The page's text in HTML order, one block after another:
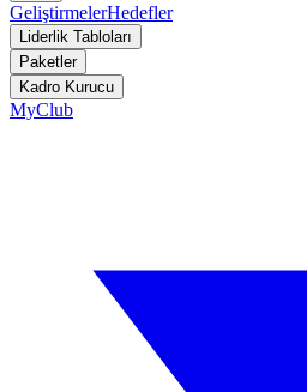
GeliştirmelerHedefler
Liderlik Tabloları
Paketler
Kadro Kurucu
MyClub